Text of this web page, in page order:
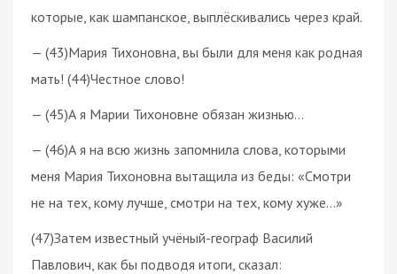
которые, как шампанское, выплёскивались через край.
— (43)Мария Тихоновна, вы были для меня как родная
мать! (44)Честное слово!
— (45)А я Марии Тихоновне обязан жизнью…
— (46)А я на всю жизнь запомнила слова, которыми
меня Мария Тихоновна вытащила из беды: «Смотри
не на тех, кому лучше, смотри на тех, кому хуже…»
(47)Затем известный учёный-географ Василий
Павлович, как бы подводя итоги, сказал: